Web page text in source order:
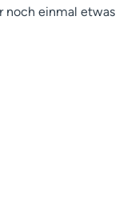
noch einmal etwas